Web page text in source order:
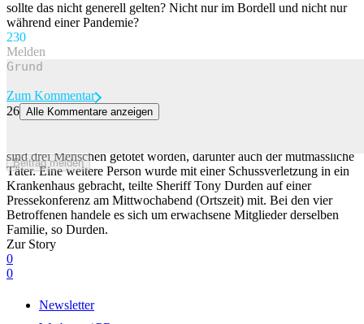
sollte das nicht generell gelten? Nicht nur im Bordell und nicht nur
während einer Pandemie?
230
Melden
Beitrag melden
Zum Kommentar
26 Alle Kommentare anzeigen
sind drei Menschen getötet worden, darunter auch der mutmassliche
Täter. Eine weitere Person wurde mit einer Schussverletzung in ein
Krankenhaus gebracht, teilte Sheriff Tony Durden auf einer
Pressekonferenz am Mittwochabend (Ortszeit) mit. Bei den vier
Betroffenen handele es sich um erwachsene Mitglieder derselben
Familie, so Durden.
Zur Story
0
0
Newsletter